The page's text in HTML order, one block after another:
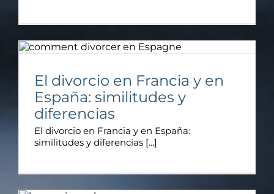
El divorcio en Francia y en
España: similitudes y
diferencias
El divorcio en Francia y en España:
similitudes y diferencias [...]